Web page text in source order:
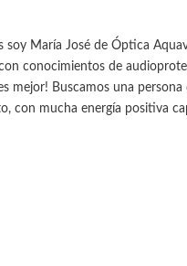
soy María José de Óptica
conocimientos de
mejor! Buscamos una persona
con mucha energía positiva